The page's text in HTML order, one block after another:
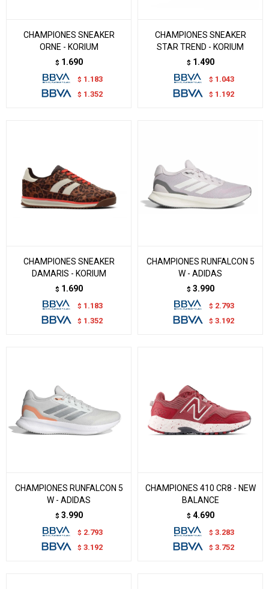
CHAMPIONES SNEAKER
ORNE - KORIUM
$ 1.690
$ 1.183
$ 1.352
CHAMPIONES SNEAKER
STAR TREND - KORIUM
$ 1.490
$ 1.043
$ 1.192
CHAMPIONES SNEAKER
DAMARIS - KORIUM
$ 1.690
$ 1.183
$ 1.352
CHAMPIONES RUNFALCON 5
W - ADIDAS
$ 3.990
$ 2.793
$ 3.192
CHAMPIONES RUNFALCON 5
W - ADIDAS
$ 3.990
$ 2.793
$ 3.192
CHAMPIONES 410 CR8 - NEW
BALANCE
$ 4.690
$ 3.283
$ 3.752